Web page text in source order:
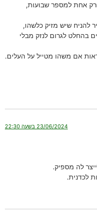
אחת למספר שבועות,
להניח שיש מזיק כלשהו,
בהחלט לגרום לנזק מבלי
אם משהו מטייל על העלים.
23/06/2024 בשעה 22:30
לה מספיק.
לכדנית.